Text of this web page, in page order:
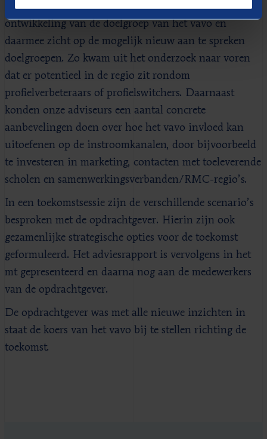
kwamen wij tot een duidelijk beeld van de toekomstige
ontwikkeling van de doelgroep van het vavo en
daarmee zicht op de mogelijk nieuw aan te spreken
doelgroepen. Zo kwam uit het onderzoek naar voren
dat er potentieel in de regio zit rondom
profielverbeteraars of profielswitchers. Daarnaast
konden onze adviseurs een aantal concrete
aanbevelingen doen over hoe het vavo invloed kan
uitoefenen op de instroomkanalen, door bijvoorbeeld
te investeren in marketing, contacten met toeleverende
scholen en samenwerkingsverbanden/RMC-regio’s.
In een toekomstsessie zijn de verschillende scenario’s
besproken met de opdrachtgever. Hierin zijn ook
gezamenlijke strategische opties voor de toekomst
geformuleerd. Het adviesrapport is vervolgens in het
mt gepresenteerd en daarna nog aan de medewerkers
van de opdrachtgever.
De opdrachtgever was met alle nieuwe inzichten in
staat de koers van het vavo bij te stellen richting de
toekomst.